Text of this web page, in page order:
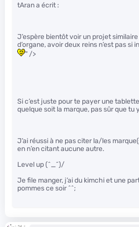
tAran a écrit :
J’espère bientôt voir un projet
d’organe, avoir deux reins n’est pas si
" />
Si c’est juste pour te payer une
quelque soit la marque, pas sûr que tu
J’ai réussi à ne pas citer la/les
en n’en citant aucune autre.
Level up (^_^)/
Je file manger, j’ai du kimchi et une
pommes ce soir ^^;